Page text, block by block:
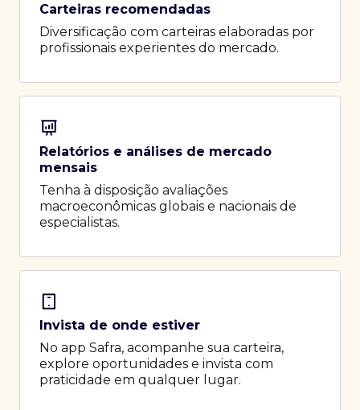
Carteiras recomendadas
Diversificação com carteiras elaboradas por
profissionais experientes do mercado.
Relatórios e análises de mercado
mensais
Tenha à disposição avaliações
macroeconômicas globais e nacionais de
especialistas.
Invista de onde estiver
No app Safra, acompanhe sua carteira,
explore oportunidades e invista com
praticidade em qualquer lugar.